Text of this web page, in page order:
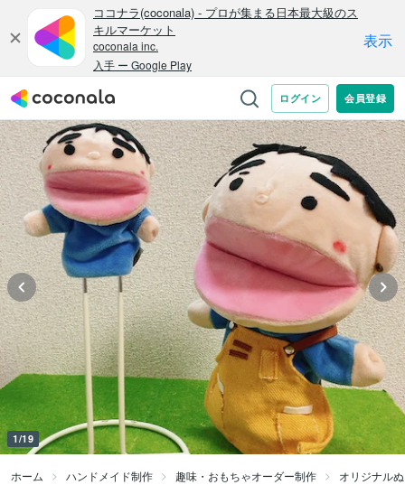
1/19
ホーム ハンドメイド制作 趣味・おもちゃオーダー制作 オリジナル